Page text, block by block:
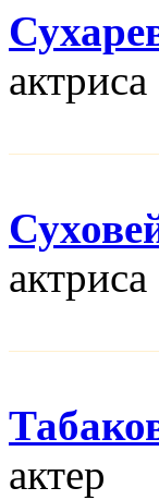
актриса
актриса
актер